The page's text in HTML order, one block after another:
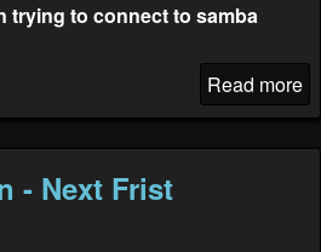
trying to connect to samba
Read more
- Next Frist